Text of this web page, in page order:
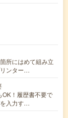
所にはめて組み立
ンター…
！履歴書不要で
入力す…